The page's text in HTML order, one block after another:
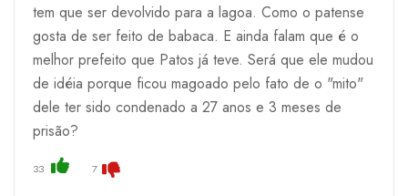
tem que ser devolvido para a lagoa. Como o patense
gosta de ser feito de babaca. E ainda falam que é o
melhor prefeito que Patos já teve. Será que ele mudou
de idéia porque ficou magoado pelo fato de o "mito"
dele ter sido condenado a 27 anos e 3 meses de
prisão?
33 7